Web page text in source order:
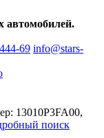
автомобилей.
69 info@stars-
13010P3FA00,
поиск